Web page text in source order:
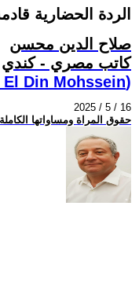
الردة الحضارية
صلاح الدين محسن
كاتب مصري - كندي
(Salah El Din Mohssein‏)
2025 / 5 / 16
حقوق المراة ومساواتها